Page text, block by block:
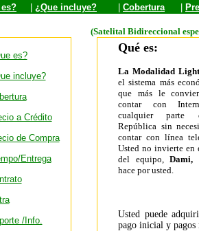
¿Que incluye? Cobertura
(Satelital Bidireccional
es?
incluye?
a Crédito
de Compra
Entrega
/Info.
Qué es:
La Modalidad
el sistema más
que más le
contar con
cualquier
República sin
contar con línea
Usted no invierte en
del equipo, Dami,
hace por usted.
Usted puede
pago inicial y pagos